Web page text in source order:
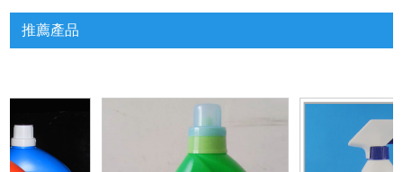
推薦產品